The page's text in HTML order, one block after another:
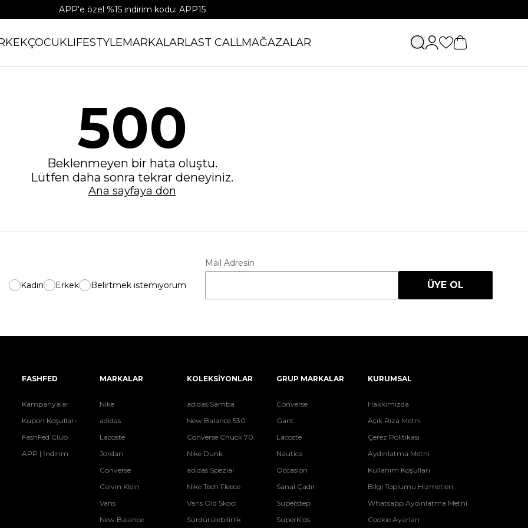
APP'e özel %15 indirim kodu: APP15
ÇOCUKLIFESTYLEMARKALARLAST CALLMAĞAZALAR
500
Beklenmeyen bir hata oluştu.
Lütfen daha sonra tekrar deneyiniz.
Ana sayfaya dön
Kadın Erkek Belirtmek istemiyorum
Mail Adresin
ÜYE OL
FASHFED
Kampanyalar
Kupon Koşulları
FashFed Club
APP | İndirim
MARKALAR
Nike
adidas
Lacoste
Jordan
Converse
Calvin Klein
Vans
New Balance
KOLEKSİYONLAR
adidas Samba
New Balance 530
Converse Chuck 70
Nike Dunk
adidas Spezial
Nike Tech Fleece
Vans Old Skool
Sürdürülebilirlik
GRUP MARKALAR
Converse
Gant
Lacoste
Nautica
Occasion
Sanal Çadır
Superstep
SuperKids
KURUMSAL
Hakkımızda
Açık Rıza Metni
Çerez Politikası
Aydınlatma Metni
Kullanım Koşulları
Bilgi Toplumu Hizmetleri
Whatsapp Aydınlatma Metni
Cookie Ayarları